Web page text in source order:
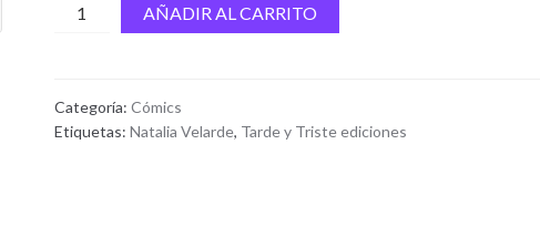
mini)
cantidad
AÑADIR AL CARRITO
Categoría: Cómics
Etiquetas: Natalia Velarde, Tarde y Triste ediciones